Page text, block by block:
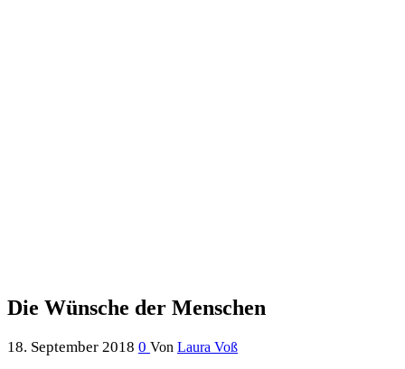
Die Wünsche der Menschen
18. September 2018 0 Von Laura Voß